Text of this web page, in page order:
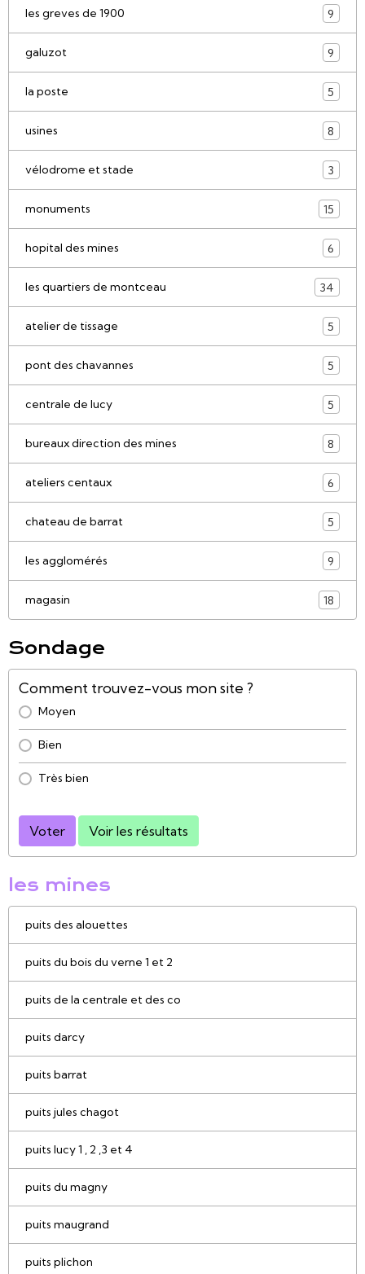
les greves de 1900 9
galuzot 9
la poste 5
usines 8
vélodrome et stade 3
monuments 15
hopital des mines 6
les quartiers de montceau 34
atelier de tissage 5
pont des chavannes 5
centrale de lucy 5
bureaux direction des mines 8
ateliers centaux 6
chateau de barrat 5
les agglomérés 9
magasin 18
Sondage
Comment trouvez-vous mon site ?
Moyen
Bien
Très bien
Voter Voir les résultats
les mines
puits des alouettes
puits du bois du verne 1 et 2
puits de la centrale et des co
puits darcy
puits barrat
puits jules chagot
puits lucy 1 , 2 ,3 et 4
puits du magny
puits maugrand
puits plichon